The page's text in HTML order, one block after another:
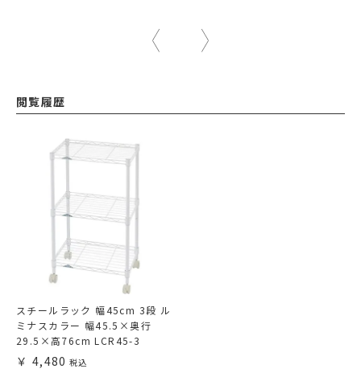
閲覧履歴
スチールラック 幅45cm 3段 ル
ミナスカラー 幅45.5×奥行
29.5×高76cm LCR45-3
4,480